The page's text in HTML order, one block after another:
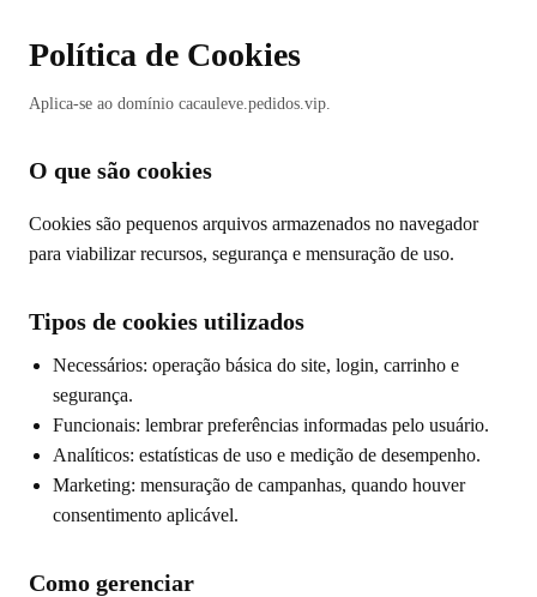
Política de Cookies
Aplica-se ao domínio cacauleve.pedidos.vip.
O que são cookies
Cookies são pequenos arquivos armazenados no navegador
para viabilizar recursos, segurança e mensuração de uso.
Tipos de cookies utilizados
Necessários: operação básica do site, login, carrinho e
segurança.
Funcionais: lembrar preferências informadas pelo usuário.
Analíticos: estatísticas de uso e medição de desempenho.
Marketing: mensuração de campanhas, quando houver
consentimento aplicável.
Como gerenciar